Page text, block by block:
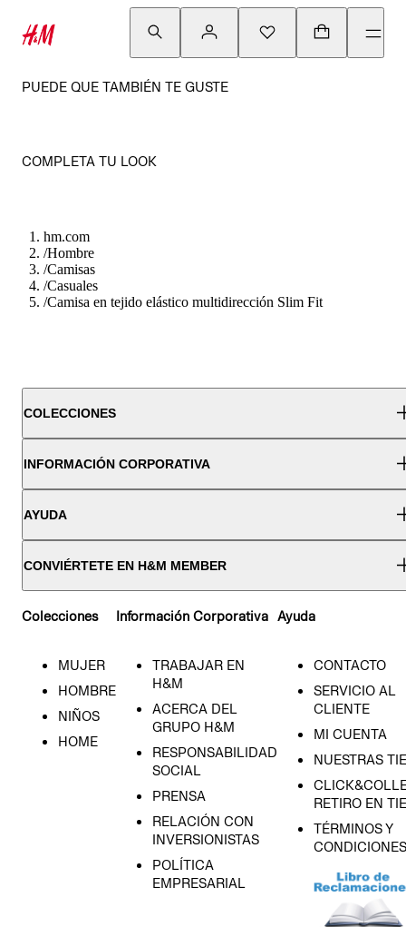
PUEDE QUE TAMBIÉN TE GUSTE
COMPLETA TU LOOK
hm.com
/Hombre
/Camisas
/Casuales
/Camisa en tejido elástico multidirección Slim Fit
COLECCIONES
INFORMACIÓN CORPORATIVA
AYUDA
CONVIÉRTETE EN H&M MEMBER
Colecciones
MUJER
HOMBRE
NIÑOS
HOME
Información Corporativa
TRABAJAR EN
H&M
ACERCA DEL
GRUPO H&M
RESPONSABILIDAD
SOCIAL
PRENSA
RELACIÓN CON
INVERSIONISTAS
POLÍTICA
EMPRESARIAL
Ayuda
CONTACTO
SERVICIO AL
CLIENTE
MI CUENTA
NUESTRAS
RETIRO EN
TÉRMINOS Y
CONDICIONES